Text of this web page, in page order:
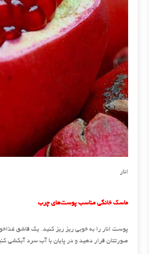
انار
ماسک خانگی مناسب پوست‌های چرب
صورتتان قرار دهید و در پایان با آب سرد آبکشی